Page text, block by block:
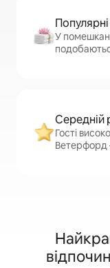
У
Середній
Гості
Ветерфорд